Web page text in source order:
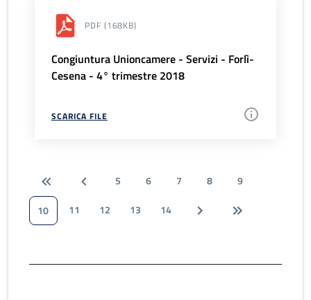
PDF (168KB)
Congiuntura Unioncamere - Servizi - Forlì-
Cesena - 4° trimestre 2018
SCARICA FILE
5 6 7 8
9
10
11 12 13 14